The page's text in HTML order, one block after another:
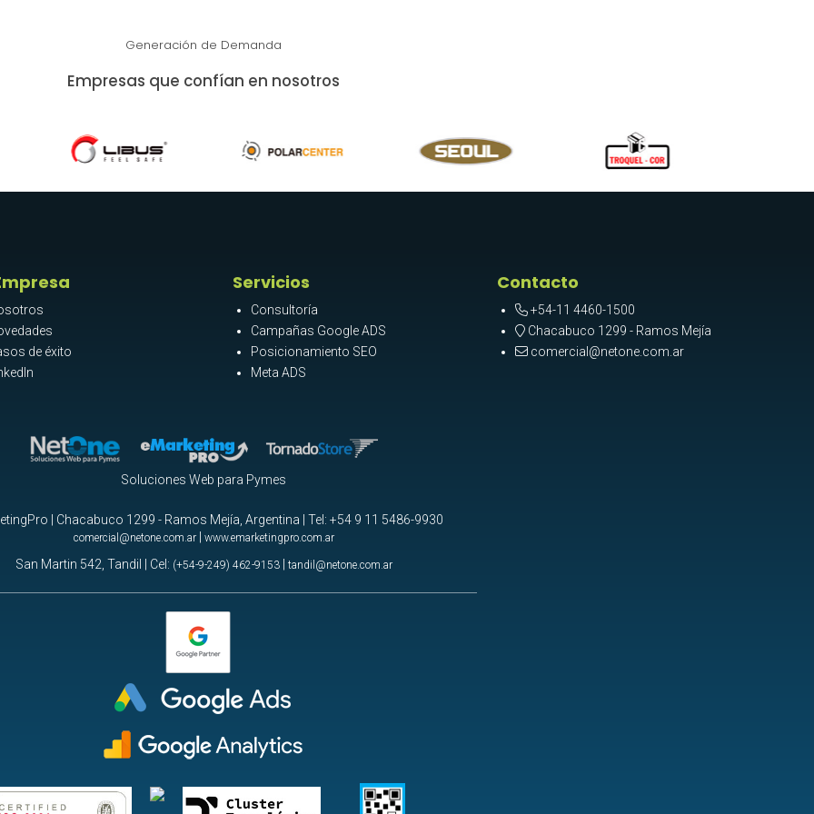
Generación de Demanda
Empresas que confían en nosotros
de éxito
Servicios
Consultoría
Campañas Google ADS
Posicionamiento SEO
Meta ADS
Contacto
+54-11 4460-1500
Chacabuco 1299 - Ramos Mejía
comercial@netone.com.ar
Soluciones Web para Pymes
| Chacabuco 1299 - Ramos Mejía, Argentina | Tel: +54 9 11 5486-9930
comercial@netone.com.ar| www.emarketingpro.com.ar
San Martin 542, Tandil | Cel: (+54-9-249) 462-9153| tandil@netone.com.ar